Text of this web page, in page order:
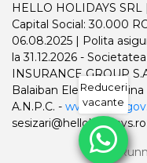
HELLO HOLIDAYS SRL
Capital Social: 30.000
06.08.2025 | Polita
la 31.12.2026 -
INSURANCE GROUP
Balaiban Elena
A.N.P.C. -
sesizari@helloholidays.ro
Reduceri
vacante